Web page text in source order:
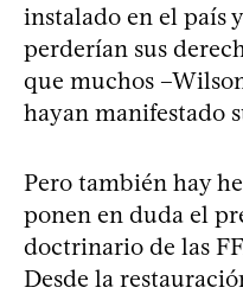
instalado en el país
perderían sus
que muchos
hayan manifestado
Pero también hay
ponen en duda el
doctrinario de las
Desde la